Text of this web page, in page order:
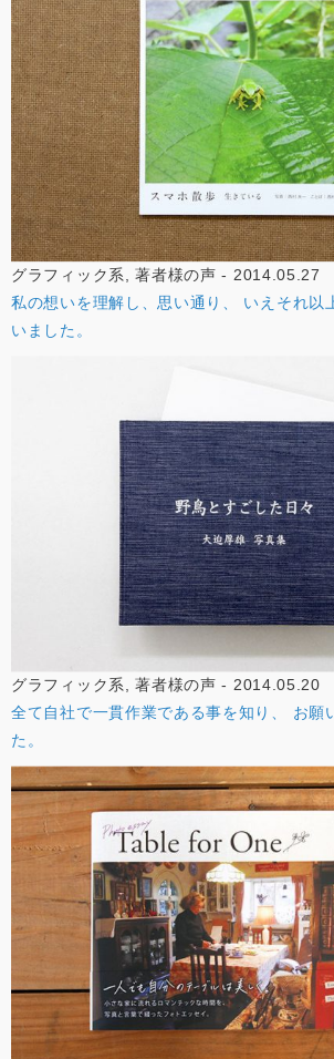
グラフィック系, 著者様の声 - 2014.05.27
私の想いを理解し、思い通り、 いえそれ以
いました。
グラフィック系, 著者様の声 - 2014.05.20
全て自社で一貫作業である事を知り、 お願
た。